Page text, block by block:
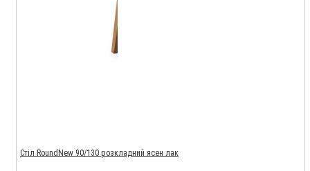
Стіл RoundNew 90/130 розкладний ясен лак